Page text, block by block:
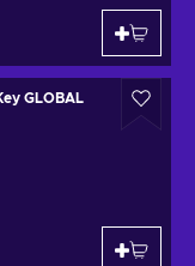
GLOBAL